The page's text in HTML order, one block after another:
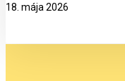
18. mája 2026